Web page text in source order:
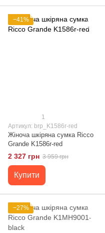
−41%
1
Артикул: brp_K1586r-red
Жіноча шкіряна сумка Ricco
Grande K1586r-red
2 327 грн 3 959 грн
Купити
−27%